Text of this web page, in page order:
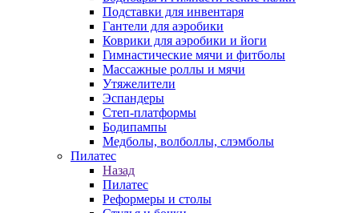
Подставки для инвентаря
Гантели для аэробики
Коврики для аэробики и йоги
Гимнастические мячи и фитболы
Массажные роллы и мячи
Утяжелители
Эспандеры
Степ-платформы
Бодипампы
Медболы, волболлы, слэмболы
Пилатес
Назад
Пилатес
Реформеры и столы